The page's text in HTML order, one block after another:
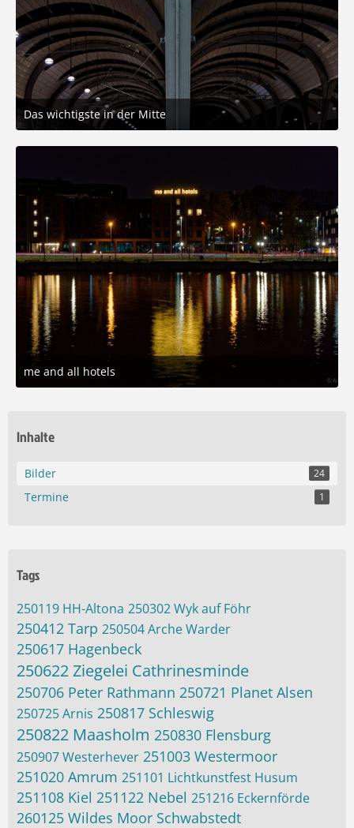
Das wichtigste in der Mitte
9. November 2025 um 14:49
10
me and all hotels
9. November 2025 um 14:49
Inhalte
Bilder 24
Termine 1
Tags
250119 HH-Altona 250302 Wyk auf Föhr
250412 Tarp 250504 Arche Warder
250617 Hagenbeck
250622 Ziegelei Cathrinesminde
250706 Peter Rathmann 250721 Planet Alsen
250725 Arnis 250817 Schleswig
250822 Maasholm 250830 Flensburg
250907 Westerhever 251003 Westermoor
251020 Amrum 251101 Lichtkunstfest Husum
251108 Kiel 251122 Nebel 251216 Eckernförde
260125 Wildes Moor Schwabstedt